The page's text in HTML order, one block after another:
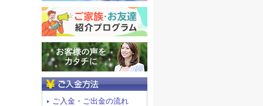
ご入金・ご出金の流れ